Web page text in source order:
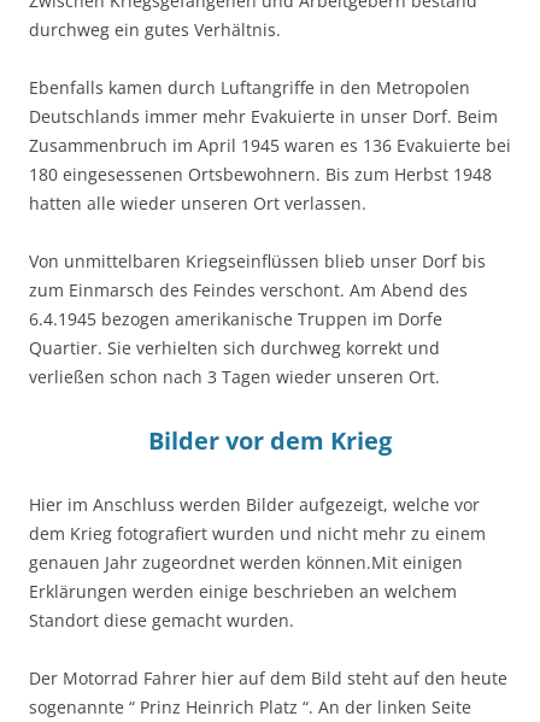
durchweg ein gutes Verhältnis.
Ebenfalls kamen durch Luftangriffe in den Metropolen
Deutschlands immer mehr Evakuierte in unser Dorf. Beim
Zusammenbruch im April 1945 waren es 136 Evakuierte bei
180 eingesessenen Ortsbewohnern. Bis zum Herbst 1948
hatten alle wieder unseren Ort verlassen.
Von unmittelbaren Kriegseinflüssen blieb unser Dorf bis
zum Einmarsch des Feindes verschont. Am Abend des
6.4.1945 bezogen amerikanische Truppen im Dorfe
Quartier. Sie verhielten sich durchweg korrekt und
verließen schon nach 3 Tagen wieder unseren Ort.
Bilder vor dem Krieg
Hier im Anschluss werden Bilder aufgezeigt, welche vor
dem Krieg fotografiert wurden und nicht mehr zu einem
genauen Jahr zugeordnet werden können.Mit einigen
Erklärungen werden einige beschrieben an welchem
Standort diese gemacht wurden.
Der Motorrad Fahrer hier auf dem Bild steht auf den heute
sogenannte “ Prinz Heinrich Platz “. An der linken Seite